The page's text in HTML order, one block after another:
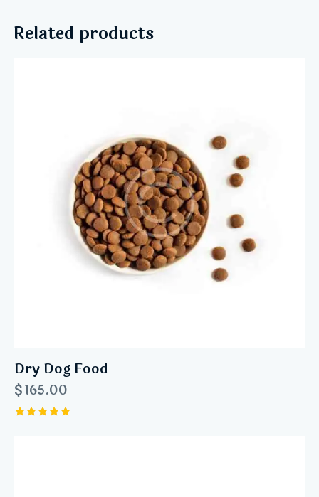
Related products
Dry Dog Food
$165.00